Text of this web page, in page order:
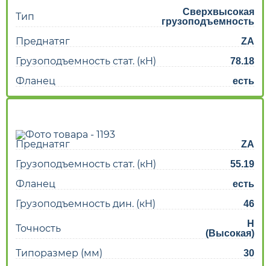
Тип
Сверхвысокая
грузоподъемность
Преднатяг ZA
Грузоподъемность стат. (кН) 78.18
Фланец есть
Преднатяг ZA
Грузоподъемность стат. (кН) 55.19
Фланец есть
Грузоподъемность дин. (кН) 46
Точность
H
(Высокая)
Типоразмер (мм) 30